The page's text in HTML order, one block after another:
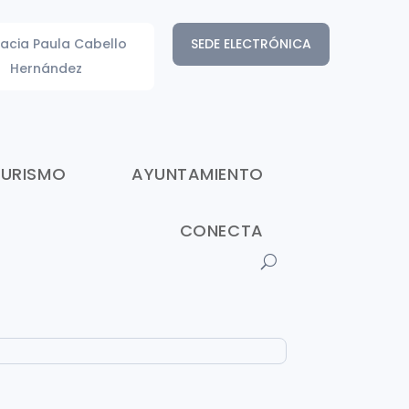
SEDE ELECTRÓNICA
Paula Cabello
Hernández
AYUNTAMIENTO
CONECTA